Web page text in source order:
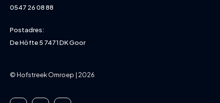
0547 26 08 88
Postadres:
De Höfte 5 7471 DK Goor
© Hofstreek Omroep | 2026